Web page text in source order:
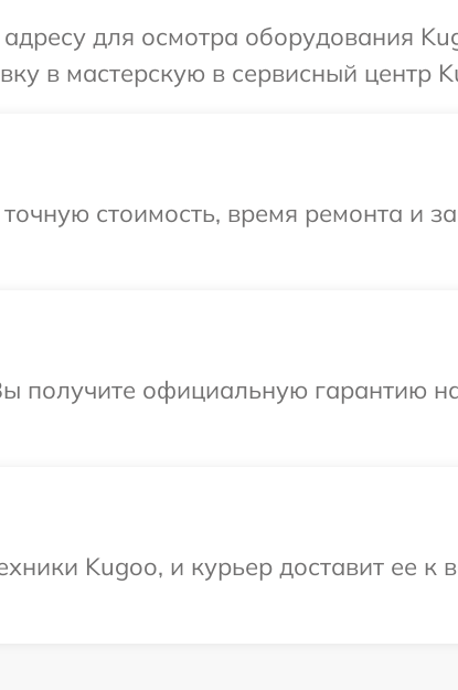
для осмотра оборудования
в мастерскую в сервисный центр
стоимость, время ремонта и
получите официальную гарантию
Kugoo, и курьер доставит ее к